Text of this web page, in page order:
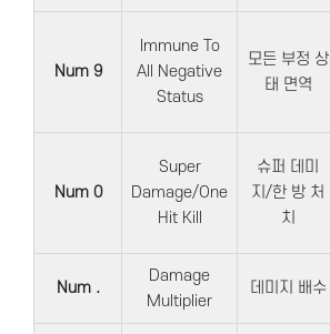
Num 9
Immune To
All Negative
Status
모든 부정 상
태 면역
Num 0
Super
Damage/One
Hit Kill
슈퍼 데미
지/한 방 처
치
Num .
Damage
Multiplier
데미지 배수